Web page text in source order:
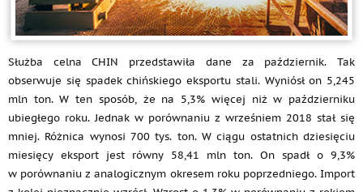
Służba celna CHIN przedstawiła dane za październik. Tak
obserwuje się spadek chińskiego eksportu stali. Wyniósł on 5,245
mln ton. W ten sposób, że na 5,3% więcej niż w październiku
ubiegłego roku. Jednak w porównaniu z wrześniem 2018 stał się
mniej. Różnica wynosi 700 tys. ton. W ciągu ostatnich dziesięciu
miesięcy eksport jest równy 58,41 mln ton. On spadł o 9,3%
w porównaniu z analogicznym okresem roku poprzedniego. Import